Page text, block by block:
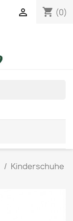
shopping_cart (0)

Kinderschuhe